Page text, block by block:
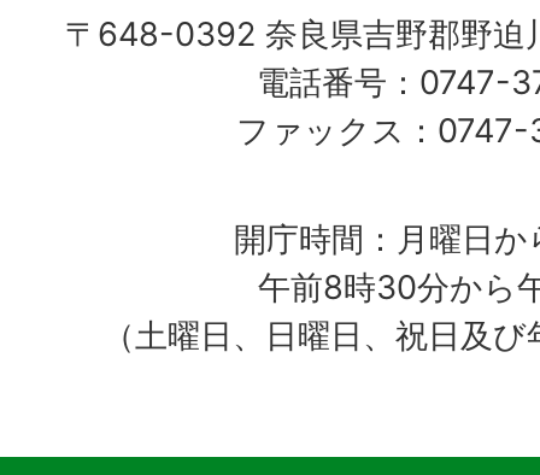
〒648-0392 奈良県吉野郡野迫
電話番号：0747-
ファックス：
開庁時間：月曜日か
午前8時30分から
（土曜日、日曜日、祝日及